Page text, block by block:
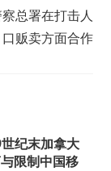
总署在打击人
口贩卖方面合作
纪末加拿大
限制中国移